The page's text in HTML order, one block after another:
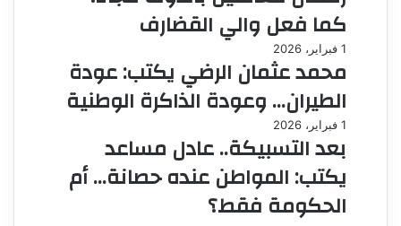
كما فعل والي القضارف
1 فبراير، 2026
محمد عثمان الرضي يكتب: عودة
الطيران… وعودة الذاكرة الوطنية
1 فبراير، 2026
بعد التسبيكة.. عادل مساعد
يكتب: المواطن عنده حصانة… أم
الحكومة فقط؟